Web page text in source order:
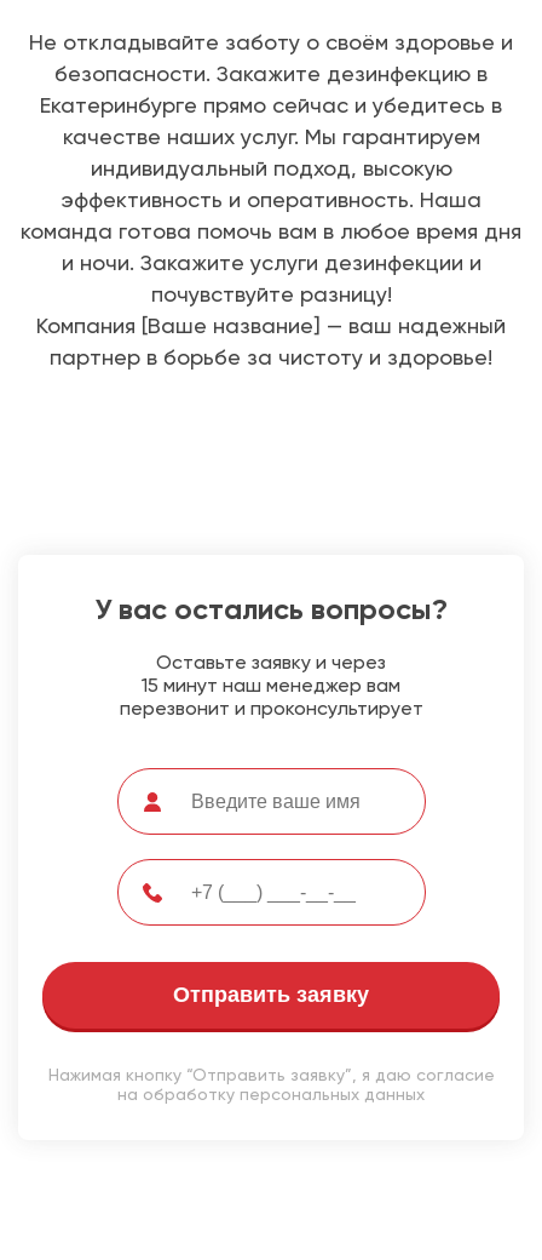
Не откладывайте заботу о своём здоровье и
безопасности. Закажите дезинфекцию в
Екатеринбурге прямо сейчас и убедитесь в
качестве наших услуг. Мы гарантируем
индивидуальный подход, высокую
эффективность и оперативность. Наша
команда готова помочь вам в любое время дня
и ночи. Закажите услуги дезинфекции и
почувствуйте разницу!
Компания [Ваше название] — ваш надежный
партнер в борьбе за чистоту и здоровье!
У вас остались вопросы?
Оставьте заявку и через
15 минут наш менеджер вам
перезвонит и проконсультирует
Отправить заявку
Нажимая кнопку “Отправить заявку”, я даю согласие
на обработку персональных данных